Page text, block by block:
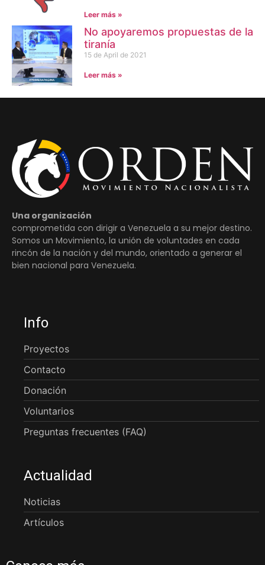
Leer más »
No apoyaremos propuestas de la
tiranía
15 de April de 2021
Leer más »
Una organización
comprometida con dirigir a Venezuela a su mejor destino.
Somos un Movimiento, la unión de voluntades en cada
rincón de la nación y del mundo, orientado a generar el
bien nacional para Venezuela.
Info
Proyectos
Contacto
Donación
Voluntarios
Preguntas frecuentes (FAQ)
Actualidad
Noticias
Artículos